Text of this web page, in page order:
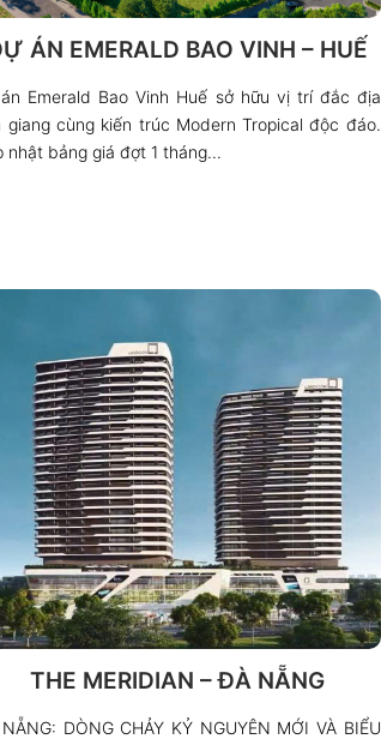
ÁN EMERALD BAO VINH – HUẾ
Emerald Bao Vinh Huế sở hữu vị trí đắc địa
giang cùng kiến trúc Modern Tropical độc đáo.
nhật bảng giá đợt 1 tháng...
THE MERIDIAN – ĐÀ NẴNG
DÒNG CHẢY KỶ NGUYÊN MỚI VÀ BIỂU